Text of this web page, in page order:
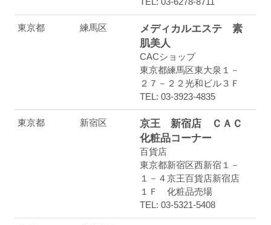
東京都 練馬区
メディカルエステ 素
肌美人
CACショップ
東京都練馬区東大泉１－
２７－２２光和ビル３Ｆ
TEL: 03-3923-4835
東京都 新宿区
京王 新宿店 ＣＡＣ
化粧品コーナー
百貨店
東京都新宿区西新宿１－
１－４京王百貨店新宿店
１Ｆ 化粧品売場
TEL: 03-5321-5408